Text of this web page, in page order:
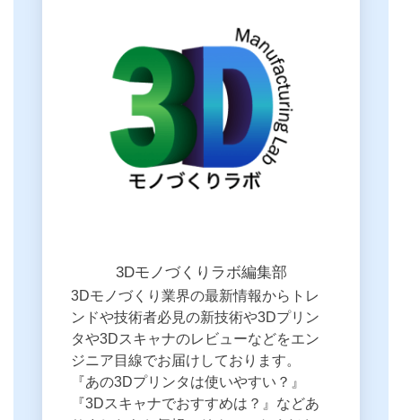
3Dモノづくりラボ編集部
3Dモノづくり業界の最新情報からトレ
ンドや技術者必見の新技術や3Dプリン
タや3Dスキャナのレビューなどをエン
ジニア目線でお届けしております。
『あの3Dプリンタは使いやすい？』
『3Dスキャナでおすすめは？』などあ